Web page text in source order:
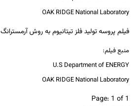
OAK RIDGE National Laboratory
فیلم پروسه تولید فلز تیتانیوم به روش آرمسترانگ
منبع فیلم:
U.S Department of ENERGY
OAK RIDGE National Laboratory
Page: 1 of 1